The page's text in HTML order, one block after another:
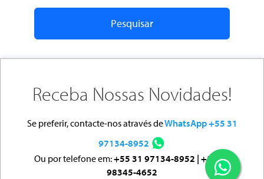
Receba Nossas Novidades!
Se preferir, contacte-nos através deWhatsApp +55 31
97134-8952
Ou por telefone em:+55 31 97134-8952 | +55 31
98345-4652